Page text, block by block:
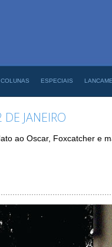
COLUNAS ESPECIAIS
JANEIRO
ao Oscar, Foxcatcher e